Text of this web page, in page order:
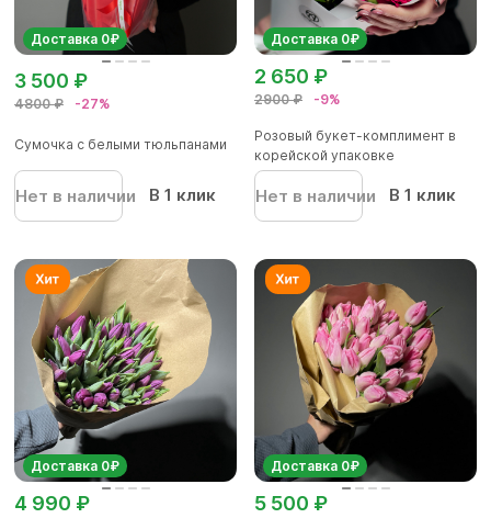
Доставка 0₽
4800 ₽ -27%
3 500 ₽
Сумочка с белыми тюльпанами
Нет в наличии В 1 клик
Доставка 0₽
2900 ₽ -9%
2 650 ₽
Розовый букет-комплимент в
корейской упаковке
Нет в наличии В 1 клик
Доставка 0₽
4 990 ₽
Доставка 0₽
5 500 ₽